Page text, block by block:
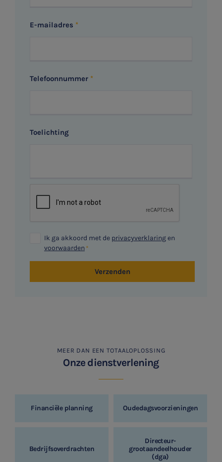
E-mailadres
Telefoonnummer
Toelichting
Ik ga akkoord met de privacyverklaringen
voorwaarden
Verzenden
MEER DAN EEN TOTAALOPLOSSING
Onze dienstverlening
Financiële planning Oudedagsvoorzieningen
Bedrijfsoverdrachten
Directeur-
grootaandeelhouder
(dga)